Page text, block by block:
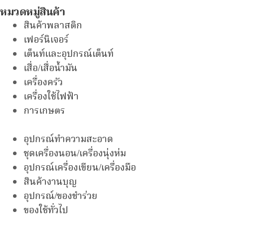
หมวดหมู่สินค้า
สินค้าพลาสติก
เฟอร์นิเจอร์
เต็นท์และอุปกรณ์เต็นท์
เสื่อ/เสื่อน้ำมัน
เครื่องครัว
เครื่องใช้ไฟฟ้า
การเกษตร
อุปกรณ์ทำความสะอาด
ชุดเครื่องนอน/เครื่องนุ่งห่ม
อุปกรณ์เครื่องเขียน/เครื่องมือ
สินค้างานบุญ
อุปกรณ์/ของชำร่วย
ของใช้ทั่วไป